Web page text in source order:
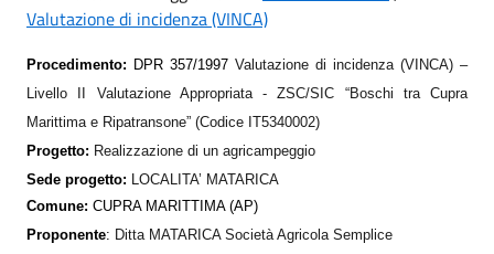
Valutazione di incidenza (VINCA)
Procedimento: DPR 357/1997 Valutazione di incidenza (VINCA) –
Livello II Valutazione Appropriata - ZSC/SIC “Boschi tra Cupra
Marittima e Ripatransone” (Codice IT5340002)
Progetto: Realizzazione di un agricampeggio
Sede progetto: LOCALITA’ MATARICA
Comune: CUPRA MARITTIMA (AP)
Proponente: Ditta MATARICA Società Agricola Semplice